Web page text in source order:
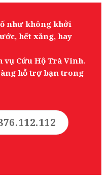
như không khởi
hết xăng, hay
Cứu Hộ Trà Vinh.
hỗ trợ bạn trong